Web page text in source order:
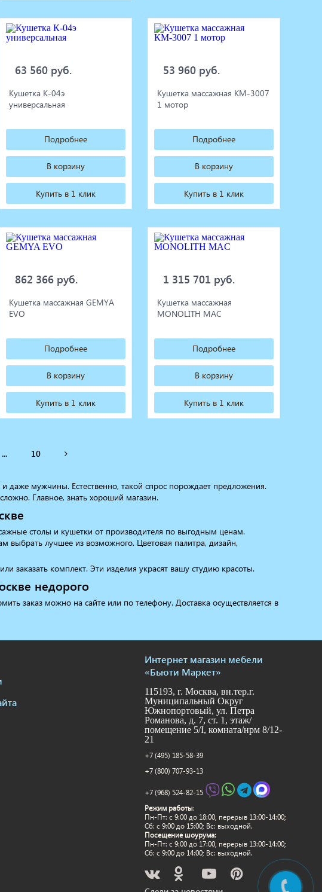
63 560 руб.
Кушетка К-04э
универсальная
Подробнее
В корзину
Купить в 1 клик
53 960 руб.
Кушетка массажная КМ-3007
1 мотор
Подробнее
В корзину
Купить в 1 клик
862 366 руб.
Кушетка массажная GEMYA
EVO
Подробнее
В корзину
Купить в 1 клик
1 315 701 руб.
Кушетка массажная
MONOLITH MAC
Подробнее
В корзину
Купить в 1 клик
... 10
мужчины. Естественно, такой спрос порождает предложения.
Главное, знать хороший магазин.
столы и кушетки от производителя по выгодным ценам.
выбрать лучшее из возможного. Цветовая палитра, дизайн,
комплект. Эти изделия украсят вашу студию красоты.
недорого
заказ можно на сайте или по телефону. Доставка осуществляется в
Интернет магазин мебели
«Бьюти Маркет»
115193, г. Москва, вн.тер.г.
Муниципальный Округ
Южнопортовый, ул. Петра
Романова, д. 7, ст. 1, этаж/
помещение 5/I, комната/нрм 8/12-
21
+7 (495) 185-58-39
+7 (800) 707-93-13
+7 (968) 524-82-15
Режим работы:
Пн-Пт: c 9:00 до 18:00, перерыв 13:00-14:00;
Сб: с 9:00 до 15:00; Вс: выходной.
Посещение шоурума:
Пн-Пт: c 9:00 до 17:00, перерыв 13:00-14:00;
Сб: с 9:00 до 14:00; Вс: выходной.